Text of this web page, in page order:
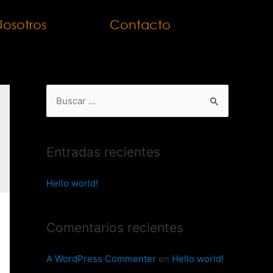
Contacto
Entradas recientes
Hello world!
Comentarios recientes
A WordPress Commenter en Hello world!